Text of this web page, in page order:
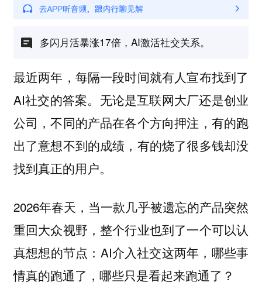
多闪月活暴涨17倍，AI激活社交关系。
最近两年，每隔一段时间就有人宣布找到了
AI社交的答案。无论是互联网大厂还是创业
公司，不同的产品在各个方向押注，有的跑
出了意想不到的成绩，有的烧了很多钱却没
找到真正的用户。
2026年春天，当一款几乎被遗忘的产品突然
重回大众视野，整个行业也到了一个可以认
真想想的节点：AI介入社交这两年，哪些事
情真的跑通了，哪些只是看起来跑通了？